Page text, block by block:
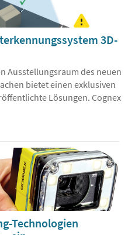
3D-
Ausstellungsraum des neuen
bietet einen exklusiven
Lösungen. Cognex
Technologien
ein